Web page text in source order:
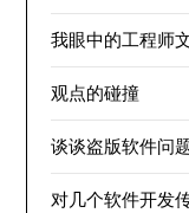
我眼中的工程师
观点的碰撞
谈谈盗版软件问
对几个软件开发